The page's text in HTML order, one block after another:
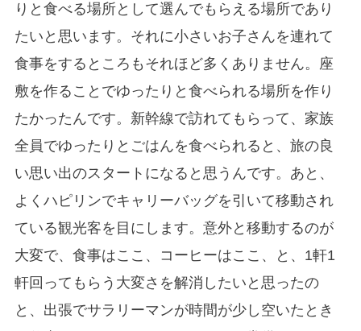
りと食べる場所として選んでもらえる場所であり
たいと思います。それに小さいお子さんを連れて
食事をするところもそれほど多くありません。座
敷を作ることでゆったりと食べられる場所を作り
たかったんです。新幹線で訪れてもらって、家族
全員でゆったりとごはんを食べられると、旅の良
い思い出のスタートになると思うんです。あと、
よくハピリンでキャリーバッグを引いて移動され
ている観光客を目にします。意外と移動するのが
大変で、食事はここ、コーヒーはここ、と、1軒1
軒回ってもらう大変さを解消したいと思ったの
と、出張でサラリーマンが時間が少し空いたとき